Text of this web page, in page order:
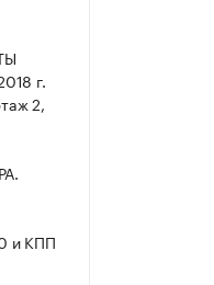
г.
2,
и КПП